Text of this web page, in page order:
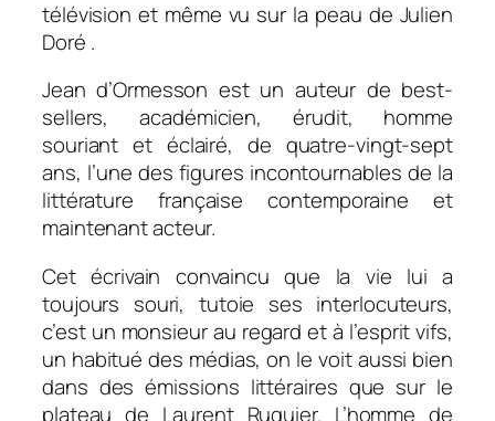
télévision et même vu sur la peau de Julien
Doré .
Jean d’Ormesson est un auteur de best-
sellers, académicien, érudit, homme
souriant et éclairé, de quatre-vingt-sept
ans, l’une des figures incontournables de la
littérature française contemporaine et
maintenant acteur.
Cet écrivain convaincu que la vie lui a
toujours souri, tutoie ses interlocuteurs,
c’est un monsieur au regard et à l’esprit vifs,
un habitué des médias, on le voit aussi bien
dans des émissions littéraires que sur le
plateau de Laurent Ruquier. L’homme de